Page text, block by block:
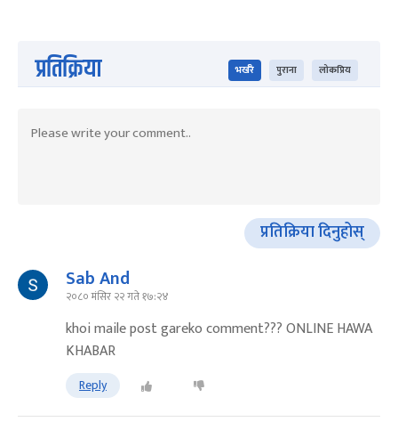
प्रतिक्रिया भर्खरै पुराना लोकप्रिय
प्रतिक्रिया दिनुहोस्
Sab And
२०८० मंसिर २२ गते १७:२४
khoi maile post gareko comment??? ONLINE HAWA
KHABAR
Reply